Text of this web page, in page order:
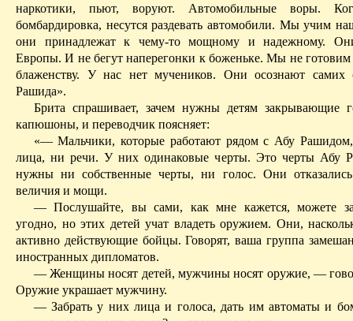
наркотики, пьют, воруют. Автомобильные воры.
бомбардировка, несутсяраздевать автомобили. Мы учим
они принадлежат к чему-то мощному и надежному.
Европы. И не бегут наперегонки к боженьке. Мы не готовим
блаженству. У нас нет мучеников. Они осознают самих
Рашида».
Бритаспрашивает, зачем нужны детям закрывающие
капюшоны, и переводчик поясняет:
«— Мальчики, которые работают рядом сАбу Рашидом
лица, ни речи. У них одинаковые черты. Это черты Абу
нужны ни собственные черты, ни голос. Они
величия и мощи.
— Послушайте, вы сами, как мне кажется, можете
угодно, но этих детей учат владеть оружием. Они,
активно действующие бойцы. Говорят, ваша группа
иностранных дипломатов.
— Женщины носят детей, мужчины носят оружие, —
Оружие украшает мужчину.
— Забрать у них лица и голоса, дать им автоматы и